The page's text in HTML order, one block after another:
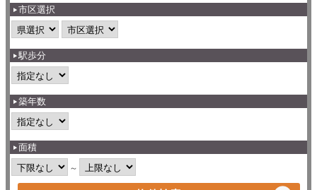
市区選択
駅歩分
築年数
面積
～